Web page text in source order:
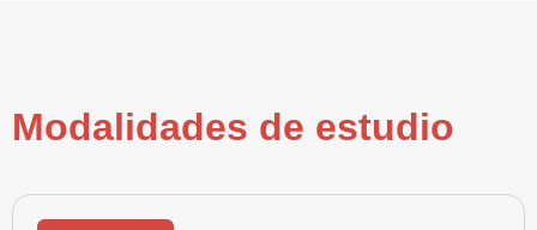
Modalidades de estudio